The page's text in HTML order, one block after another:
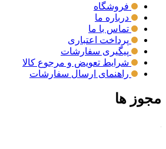
فروشگاه
درباره ما
تماس با ما
پرداخت اعتباری
پیگیری سفارشات
شرایط تعویض و مرجوع کالا
راهنمای ارسال سفارشات
مجوز ها